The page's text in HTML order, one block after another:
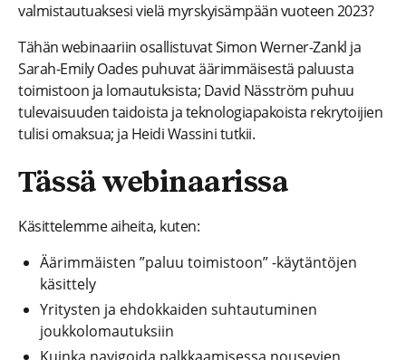
valmistautuaksesi vielä myrskyisämpään vuoteen 2023?
Tähän webinaariin osallistuvat Simon Werner-Zankl ja
Sarah-Emily Oades puhuvat äärimmäisestä paluusta
toimistoon ja lomautuksista; David Näsström puhuu
tulevaisuuden taidoista ja teknologiapakoista rekrytoijien
tulisi omaksua; ja Heidi Wassini tutkii.
Tässä webinaarissa
Käsittelemme aiheita, kuten:
Äärimmäisten ”paluu toimistoon” -käytäntöjen
käsittely
Yritysten ja ehdokkaiden suhtautuminen
joukkolomautuksiin